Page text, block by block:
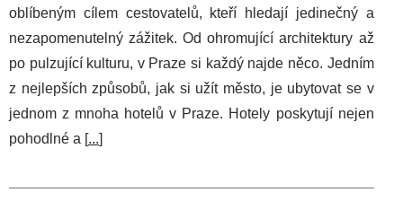
oblíbeným cílem cestovatelů, kteří hledají jedinečný a
nezapomenutelný zážitek. Od ohromující architektury až
po pulzující kulturu, v Praze si každý najde něco. Jedním
z nejlepších způsobů, jak si užít město, je ubytovat se v
jednom z mnoha hotelů v Praze. Hotely poskytují nejen
pohodlné a [...]